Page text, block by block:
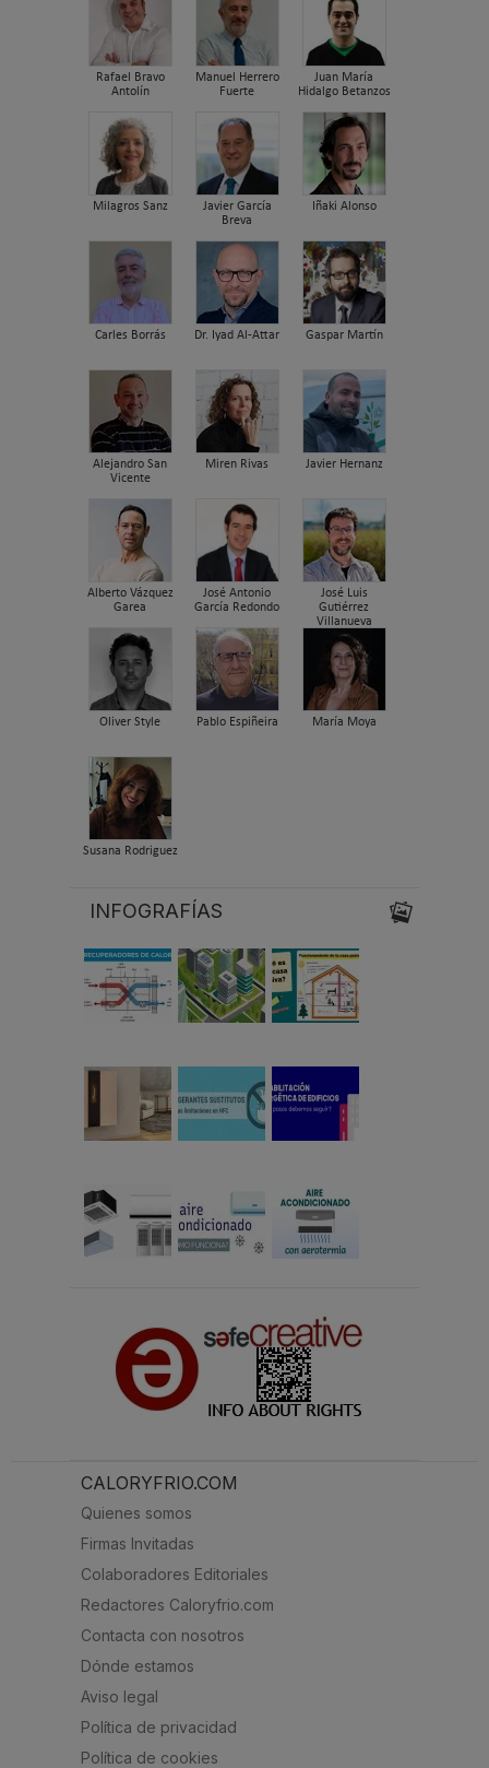
Rafael Bravo
Antolín
Manuel Herrero
Fuerte
Juan María
Hidalgo Betanzos
Milagros Sanz
Javier García
Breva
Iñaki Alonso
Carles Borrás Dr. Iyad Al-Attar Gaspar Martín
Alejandro San
Vicente
Miren Rivas Javier Hernanz
Alberto Vázquez
Garea
José Antonio
García Redondo
José Luis
Gutiérrez
Villanueva
Oliver Style Pablo Espiñeira María Moya
Susana Rodriguez
INFOGRAFÍAS
CALORYFRIO.COM
Quienes somos
Firmas Invitadas
Colaboradores Editoriales
Redactores Caloryfrio.com
Contacta con nosotros
Dónde estamos
Aviso legal
Política de privacidad
Política de cookies